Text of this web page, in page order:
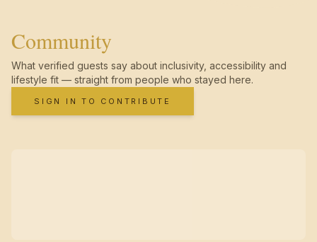
Community
What verified guests say about inclusivity, accessibility and
lifestyle fit — straight from people who stayed here.
SIGN IN TO CONTRIBUTE